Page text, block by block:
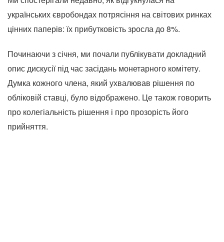
українських євробондах потрясіння на світових ринках
цінних паперів: їх прибутковість зросла до 8%.
Починаючи з січня, ми почали публікувати докладний
опис дискусії під час засідань монетарного комітету.
Думка кожного члена, який ухвалював рішення по
обліковій ставці, було відображено. Це також говорить
про колегіальність рішення і про прозорість його
прийняття.